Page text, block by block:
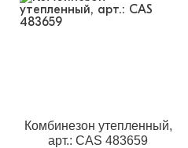
Комбинезон утепленный,
арт.: CAS 483659